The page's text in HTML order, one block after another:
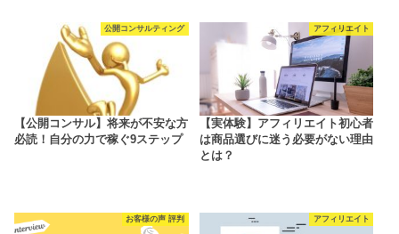
公開コンサルティング
【公開コンサル】将来が不安な方
必読！自分の力で稼ぐ9ステップ
アフィリエイト
【実体験】アフィリエイト初心者
は商品選びに迷う必要がない理由
とは？
お客様の声 評判 アフィリエイト